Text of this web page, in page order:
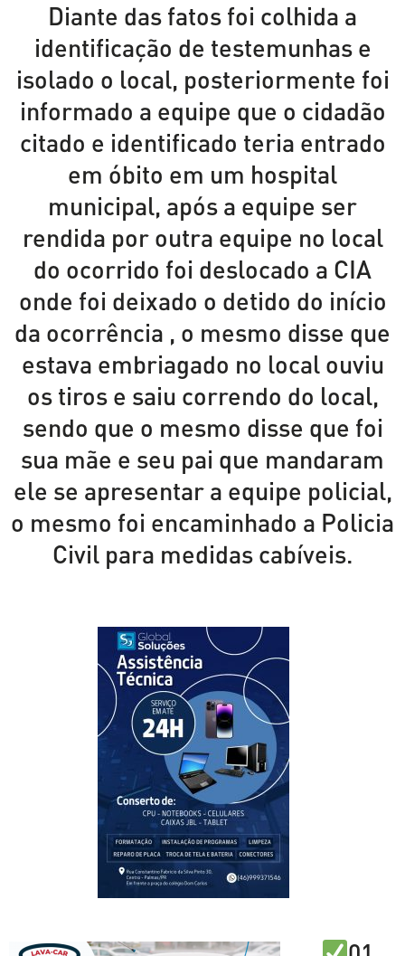
Diante das fatos foi colhida a
identificação de testemunhas e
isolado o local, posteriormente foi
informado a equipe que o cidadão
citado e identificado teria entrado
em óbito em um hospital
municipal, após a equipe ser
rendida por outra equipe no local
do ocorrido foi deslocado a CIA
onde foi deixado o detido do início
da ocorrência , o mesmo disse que
estava embriagado no local ouviu
os tiros e saiu correndo do local,
sendo que o mesmo disse que foi
sua mãe e seu pai que mandaram
ele se apresentar a equipe policial,
o mesmo foi encaminhado a Policia
Civil para medidas cabíveis.